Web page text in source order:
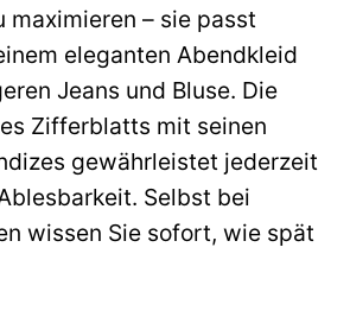
maximieren – sie passt
eleganten Abendkleid
Jeans und Bluse. Die
Zifferblatts mit seinen
gewährleistet jederzeit
Selbst bei
wissen Sie sofort, wie spät